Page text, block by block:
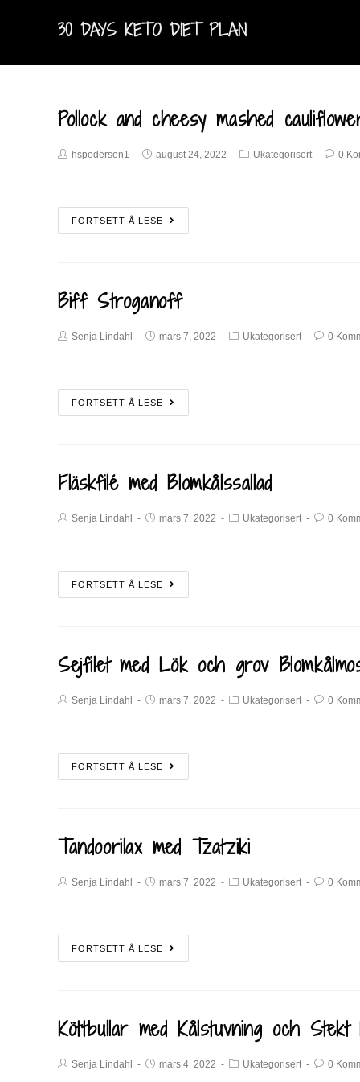
30 DAYS KETO DIET PLAN
Pollock and cheesy mashed
hspedersen1 august 24, 2022 Ukategorisert 0
FORTSETT Å LESE
Biff Stroganoff
Senja Lindahl mars 7, 2022 Ukategorisert 0
FORTSETT Å LESE
Fläskfilé med Blomkålssallad
Senja Lindahl mars 7, 2022 Ukategorisert 0
FORTSETT Å LESE
Sejfilet med Lök och grov
Senja Lindahl mars 7, 2022 Ukategorisert 0
FORTSETT Å LESE
Tandoorilax med Tzatziki
Senja Lindahl mars 7, 2022 Ukategorisert 0
FORTSETT Å LESE
Köttbullar med Kålstuvning och Stekt
Senja Lindahl mars 4, 2022 Ukategorisert 0